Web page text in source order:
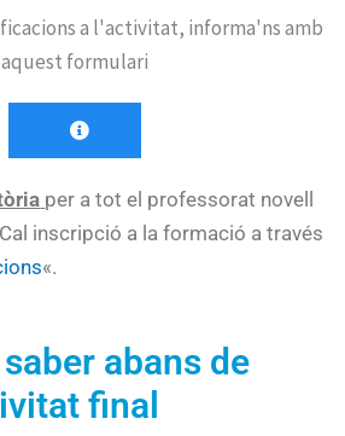
a l'activitat, informa'ns amb
aquest formulari
per a tot el professorat novell
inscripció a la formació a través
«.
abans de
final